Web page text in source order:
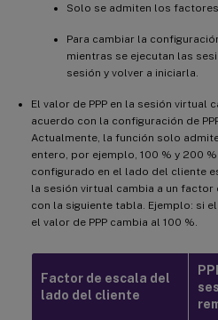
Solo se admiten los factores
Para cambiar la
mientras se ejecutan las
sesión y volver a iniciarla.
El valor de PPP en la sesión virtual
acuerdo con la configuración de
Actualmente, la función solo
entero, por ejemplo, 100 % y 200
configurado en el lado del cliente
la sesión virtual cambia a un
con la siguiente tabla. Ejemplo: si
el valor de PPP cambia al 100 %.
Factor de escala del
lado del cliente